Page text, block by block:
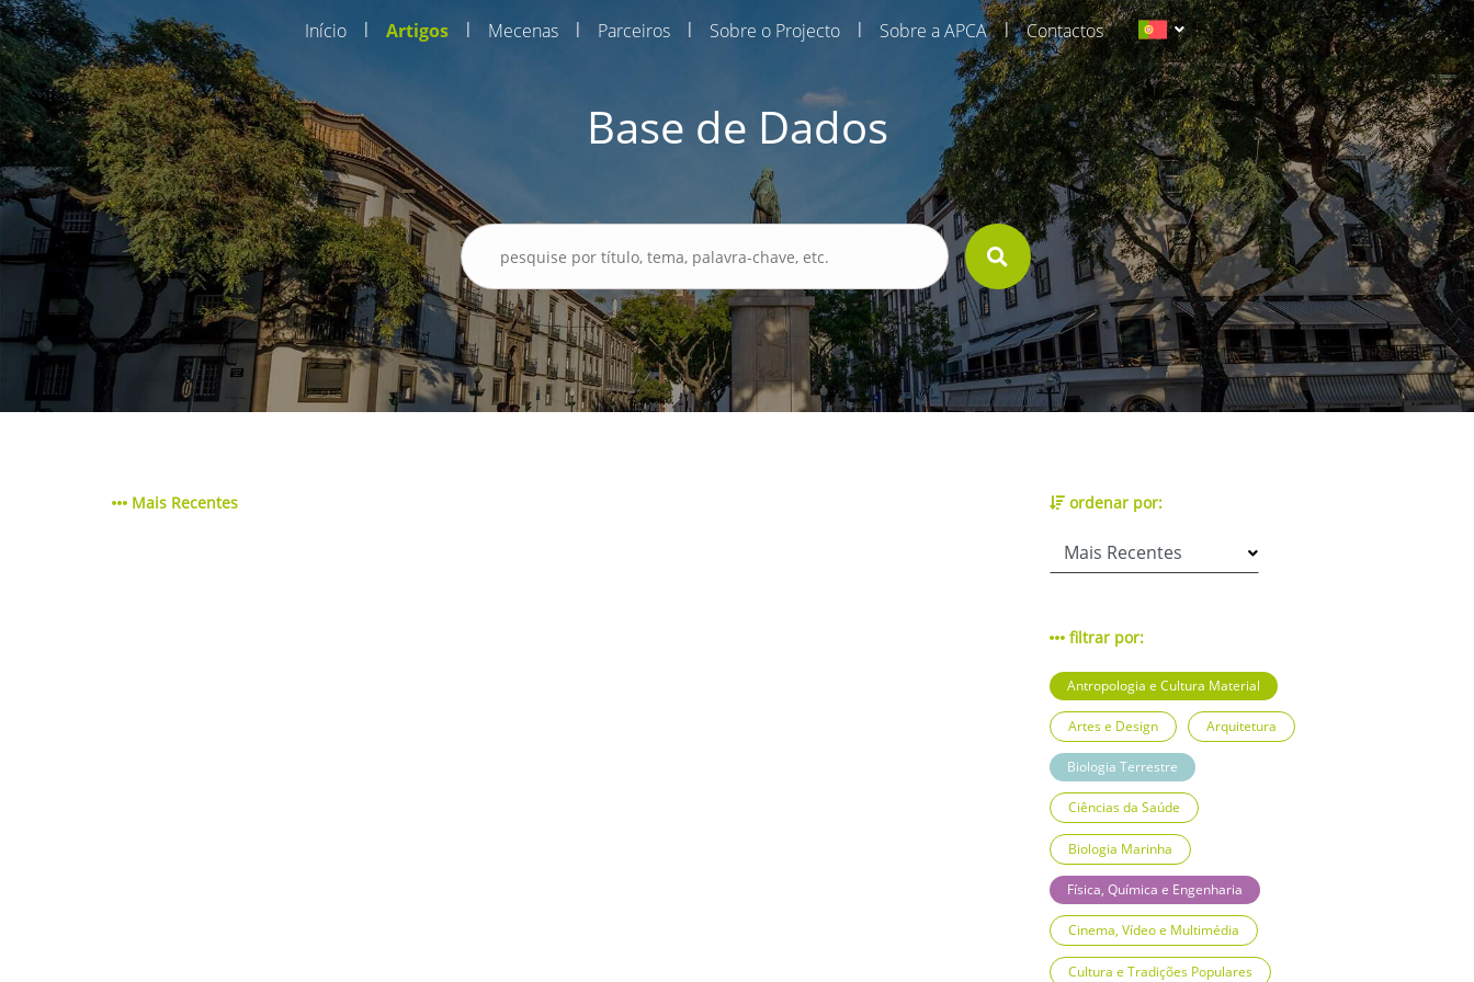
Início | Artigos | Mecenas | Parceiros | Sobre o Projecto | Sobre a APCA | Contactos
Base de Dados
Mais Recentes ordenar por:
filtrar por:
Antropologia e Cultura Material
Artes e Design Arquitetura
Biologia Terrestre
Ciências da Saúde
Biologia Marinha
Física, Química e Engenharia
Cinema, Vídeo e Multimédia
Cultura e Tradições Populares